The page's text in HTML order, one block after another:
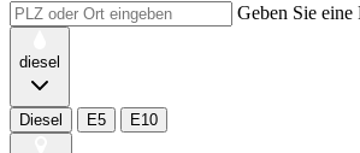
Geben Sie
diesel
Diesel E5 E10